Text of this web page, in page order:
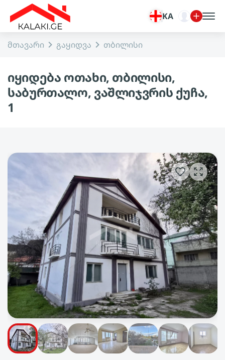
KA
მთავარი გაყიდვა თბილისი
იყიდება ოთახი, თბილისი,
საბურთალო, ვაშლიჯვრის ქუჩა,
1